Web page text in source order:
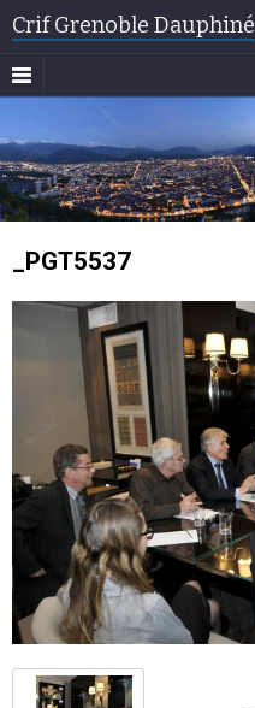
Crif Grenoble Dauphiné
_PGT5537